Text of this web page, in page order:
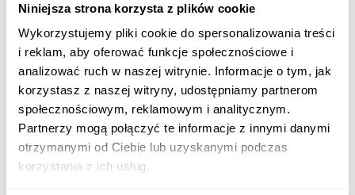
Niniejsza strona korzysta z plików cookie
Wykorzystujemy pliki cookie do spersonalizowania treści
i reklam, aby oferować funkcje społecznościowe i
analizować ruch w naszej witrynie. Informacje o tym, jak
korzystasz z naszej witryny, udostępniamy partnerom
społecznościowym, reklamowym i analitycznym.
Partnerzy mogą połączyć te informacje z innymi danymi
otrzymanymi od Ciebie lub uzyskanymi podczas
korzystania z ich usług.
Komplet oparć do sauny PERHE
199,00 zł
Dodaj do koszyka
Ławka do sauny PERHE 2018
Dodaj do koszyka
PORÓWNAJ